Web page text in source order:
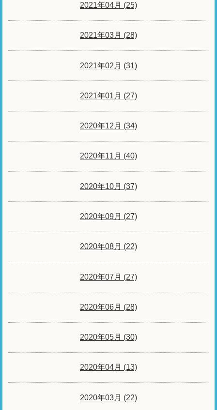
2021年04月 (25)
2021年03月 (28)
2021年02月 (31)
2021年01月 (27)
2020年12月 (34)
2020年11月 (40)
2020年10月 (37)
2020年09月 (27)
2020年08月 (22)
2020年07月 (27)
2020年06月 (28)
2020年05月 (30)
2020年04月 (13)
2020年03月 (22)